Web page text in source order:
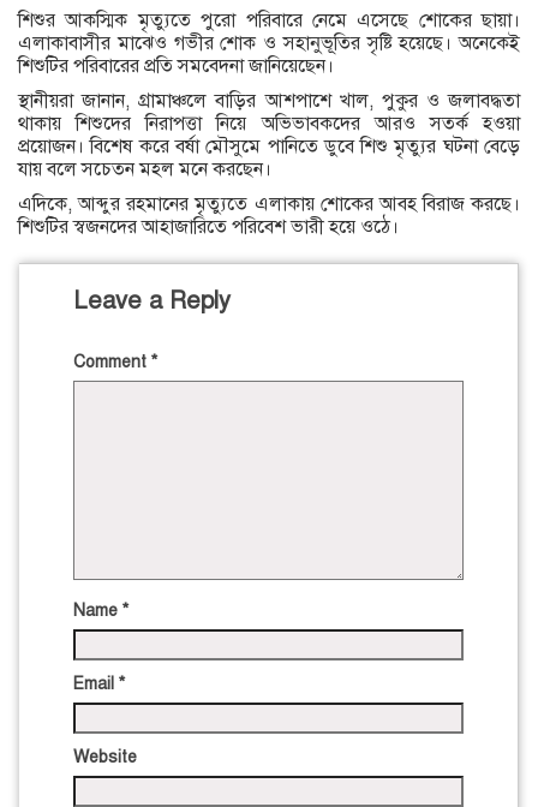
শিশুর আকস্মিক মৃত্যুতে পুরো পরিবারে নেমে এসেছে শোকের ছায়া।
এলাকাবাসীর মাঝেও গভীর শোক ও সহানুভূতির সৃষ্টি হয়েছে। অনেকেই
শিশুটির পরিবারের প্রতি সমবেদনা জানিয়েছেন।
স্থানীয়রা জানান, গ্রামাঞ্চলে বাড়ির আশপাশে খাল, পুকুর ও জলাবদ্ধতা
থাকায় শিশুদের নিরাপত্তা নিয়ে অভিভাবকদের আরও সতর্ক হওয়া
প্রয়োজন। বিশেষ করে বর্ষা মৌসুমে পানিতে ডুবে শিশু মৃত্যুর ঘটনা বেড়ে
যায় বলে সচেতন মহল মনে করছেন।
এদিকে, আব্দুর রহমানের মৃত্যুতে এলাকায় শোকের আবহ বিরাজ করছে।
শিশুটির স্বজনদের আহাজারিতে পরিবেশ ভারী হয়ে ওঠে।
Leave a Reply
Comment *
Name *
Email *
Website